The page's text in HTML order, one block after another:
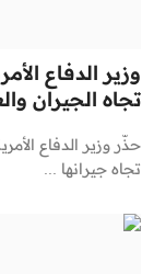
وزير الدفاع
تجاه الجيران
حذّر وزير الدفاع
تجاه جيرانها ...